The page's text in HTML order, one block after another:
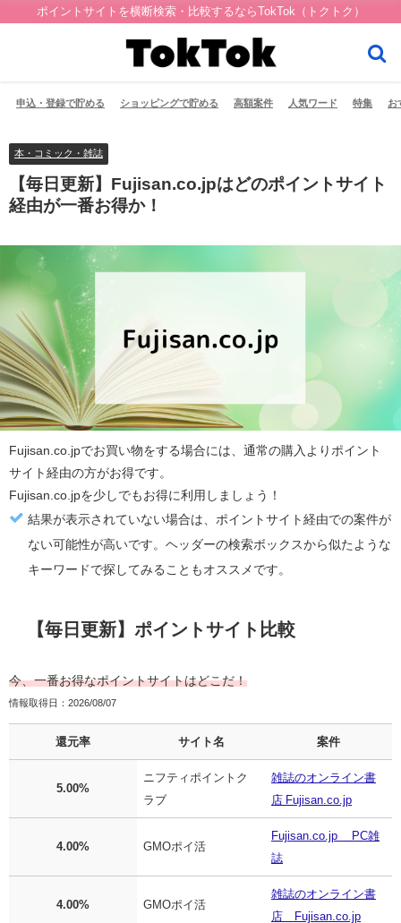
ポイントサイトを横断検索・比較するならTokTok（トクトク）
申込・登録で貯める ショッピングで貯める 高額案件 人気ワード 特集 お
本・コミック・雑誌
【毎日更新】Fujisan.co.jpはどのポイントサイト
経由が一番お得か！
Fujisan.co.jpでお買い物をする場合には、通常の購入より ポイント
サイト経由の方がお得です。
Fujisan.co.jpを少しでもお得に利用しましょう！
結果が表示されていない場合は、ポイントサイト経由での案件が
ない可能性が高いです。ヘッダーの検索ボックスから似たような
キーワードで探してみることもオススメです。
【毎日更新】ポイントサイト比較
今、一番お得なポイントサイトはどこだ！
情報取得日：2026/08/07
還元率 サイト名 案件
5.00%
ニフティポイントク
ラブ
雑誌のオンライン書
店 Fujisan.co.jp
4.00% GMOポイ活
Fujisan.co.jp PC雑
誌
4.00% GMOポイ活
雑誌のオンライン書
店 Fujisan.co.jp